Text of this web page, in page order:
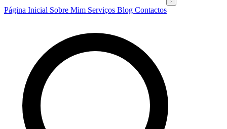
Página Inicial Sobre Mim Serviços Blog Contactos